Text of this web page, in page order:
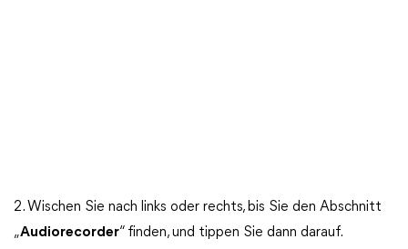
2. Wischen Sie nach links oder rechts, bis Sie den Abschnitt
„Audiorecorder“ finden, und tippen Sie dann darauf.